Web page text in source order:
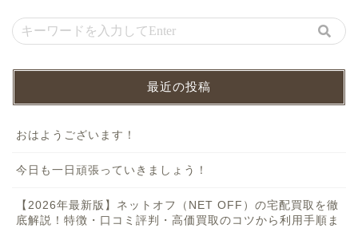
最近の投稿
おはようございます！
今日も一日頑張っていきましょう！
【2026年最新版】ネットオフ（NET OFF）の宅配買取を徹
底解説！特徴・口コミ評判・高価買取のコツから利用手順ま